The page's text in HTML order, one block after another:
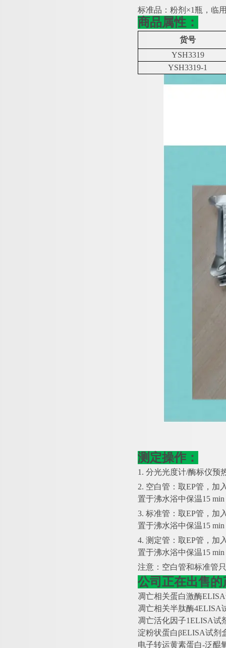
标准品：粉剂 ×1瓶，临
商品属性：
货号
YSH3319
YSH3319-1
测定操作：
1. 分光光度计/酶标仪预
2. 空白管：取EP管，加
置于沸水浴中保温15
3. 标准管：取EP管，加
置于沸水浴中保温15
4. 测定管：取EP管，加
置于沸水浴中保温15
注意：空白管和标准管
公司正在出售的
凋亡相关蛋白激酶
凋亡相关半肽酶4ELISA
凋亡活化因子1ELISA试
淀粉状蛋白βELISA试剂
电子转运黄素蛋白-泛醌